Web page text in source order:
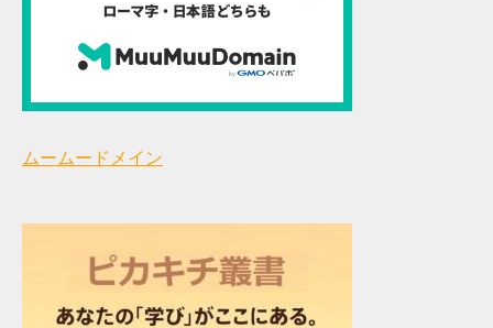
ムームードメイン